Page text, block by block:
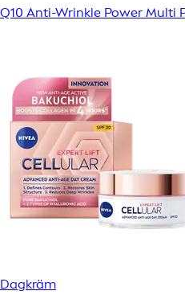
Q10 Anti-Wrinkle Power Multi
Dagkräm